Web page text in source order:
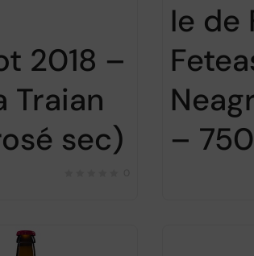
2018 –
Traian
sec)
Ie de
–